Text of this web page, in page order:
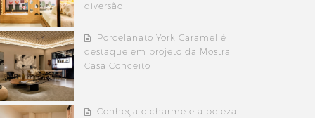
diversão
Porcelanato York Caramel é
destaque em projeto da Mostra
Casa Conceito
Conheça o charme e a beleza